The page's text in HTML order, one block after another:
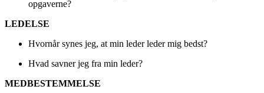
opgaverne?
LEDELSE
Hvornår synes jeg, at min leder leder mig bedst?
Hvad savner jeg fra min leder?
MEDBESTEMMELSE